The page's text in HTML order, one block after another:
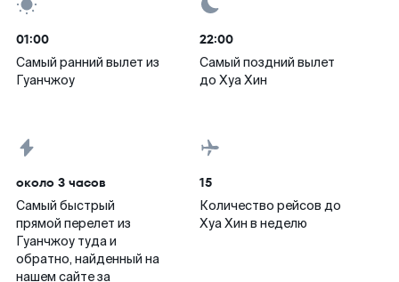
01:00
Самый ранний вылет из
Гуанчжоу
22:00
Самый поздний вылет
до Хуа Хин
около 3 часов
Самый быстрый
прямой перелет из
Гуанчжоу туда и
обратно, найденный на
нашем сайте за
15
Количество рейсов до
Хуа Хин в неделю